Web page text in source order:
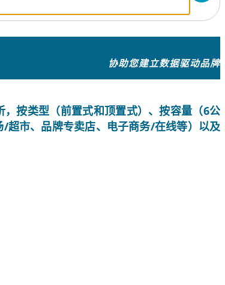
协助您建立数据驱动品牌
按类型（前置式和顶置式）、按容量（6公
超市、品牌专卖店、电子商务/在线等）以及